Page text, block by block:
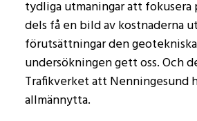
tydliga utmaningar att fokusera
dels få en bild av kostnaderna
förutsättningar den geotekniska
undersökningen gett oss. Och
Trafikverket att Nenningesund
allmännytta.